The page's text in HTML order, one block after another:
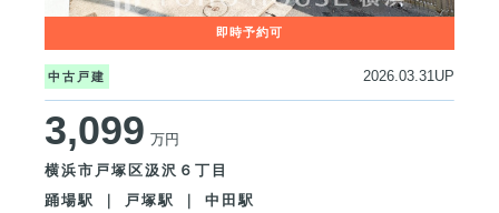
中古戸建 2026.03.31UP
3,099 万円
横浜市戸塚区汲沢６丁目
踊場駅 ｜ 戸塚駅 ｜ 中田駅